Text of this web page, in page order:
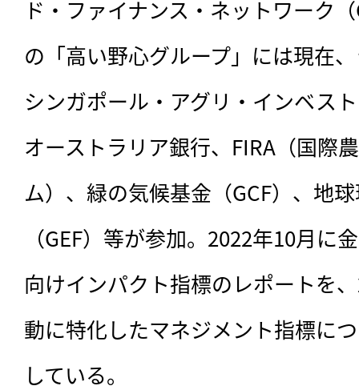
ド・ファイナンス・ネットワーク
の「高い野心グループ」には現在
シンガポール・アグリ・インベス
オーストラリア銀行、FIRA（国際
ム）、緑の気候基金（GCF）、地
（GEF）等が参加。2022年10月に
向けインパクト指標のレポートを
動に特化したマネジメント指標に
している。